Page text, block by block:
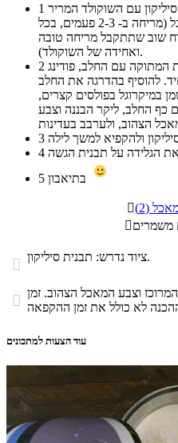
1
המומס ביחד עם השמן במיקרוגל (מריחה ב- 2-3 פעמים, בכל
שוב שתתקבל מריחה טובה
ואחידה של השוקולד).
2
להוסיף בהדרגה את החלב
במיקרוגל בפולסים קצרים,
כף החלב, ליקר הבננה וצבע
3
4
5

(2)
משמרים
 ציוד נדרש: תבנית סיליקון.
 וצבע המאכל הצהוב. זמן
עוד הצעות למתכונים